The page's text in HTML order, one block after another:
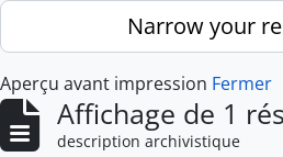
Skip to main contentNarrow your
Aperçu avant impression Fermer
Affichage de 1
description archivistique